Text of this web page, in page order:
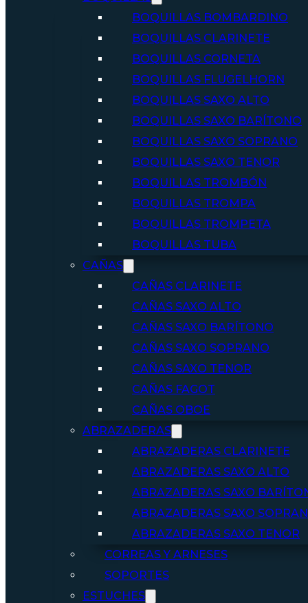
BOQUILLAS BOMBARDINO
BOQUILLAS CLARINETE
BOQUILLAS CORNETA
BOQUILLAS FLUGELHORN
BOQUILLAS SAXO ALTO
BOQUILLAS SAXO BARÍTONO
BOQUILLAS SAXO SOPRANO
BOQUILLAS SAXO TENOR
BOQUILLAS TROMBÓN
BOQUILLAS TROMPA
BOQUILLAS TROMPETA
BOQUILLAS TUBA
CAÑAS
CAÑAS CLARINETE
CAÑAS SAXO ALTO
CAÑAS SAXO BARÍTONO
CAÑAS SAXO SOPRANO
CAÑAS SAXO TENOR
CAÑAS FAGOT
CAÑAS OBOE
ABRAZADERAS
ABRAZADERAS CLARINETE
ABRAZADERAS SAXO ALTO
ABRAZADERAS SAXO
ABRAZADERAS SAXO
ABRAZADERAS SAXO TENOR
CORREAS Y ARNESES
SOPORTES
ESTUCHES